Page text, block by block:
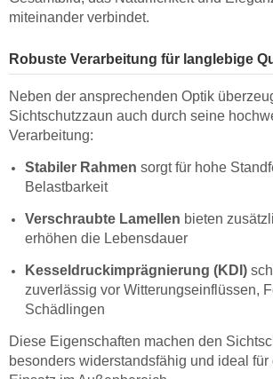
miteinander verbindet.
Robuste Verarbeitung für langlebige
Neben der ansprechenden Optik
Sichtschutzzaun auch durch seine
Verarbeitung:
Stabiler Rahmen sorgt für hohe
Belastbarkeit
Verschraubte Lamellen bieten
erhöhen die Lebensdauer
Kesseldruckimprägnierung (KDI)
zuverlässig vor Witterungseinflüssen,
Schädlingen
Diese Eigenschaften machen den
besonders widerstandsfähig und ideal